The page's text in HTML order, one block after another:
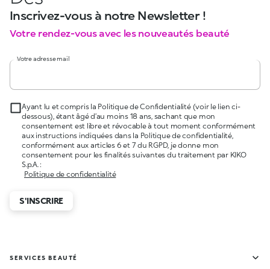
Inscrivez-vous à notre Newsletter !
Votre rendez-vous avec les nouveautés beauté
Votre adresse mail
Ayant lu et compris la Politique de Confidentialité (voir le lien ci-
dessous), étant âgé d’au moins 18 ans, sachant que mon
consentement est libre et révocable à tout moment conformément
aux instructions indiquées dans la Politique de confidentialité,
conformément aux articles 6 et 7 du RGPD, je donne mon
consentement pour les finalités suivantes du traitement par KIKO
S.p.A. :
Politique de confidentialité
S'INSCRIRE
SERVICES BEAUTÉ